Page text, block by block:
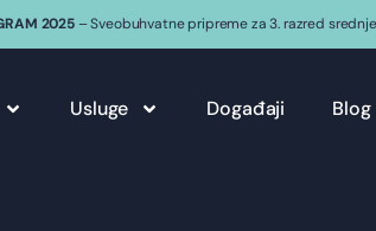
2025– Sveobuhvatne pripreme za 3. razred
Usluge Događaji Blog